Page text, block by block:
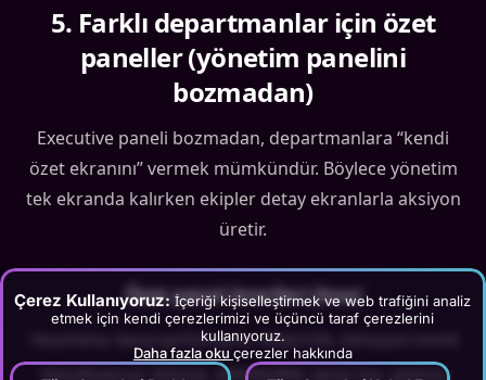
Çerez Kullanıyoruz: İçeriği kişiselleştirmek ve web trafiğini analiz
etmek için kendi çerezlerimizi ve üçüncü taraf çerezlerini
kullanıyoruz.
Daha fazla oku çerezler hakkında
5. Farklı departmanlar için özet
paneller (yönetim panelini
bozmadan)
Executive paneli bozmadan, departmanlara “kendi
özet ekranını” vermek mümkündür. Böylece yönetim
tek ekranda kalırken ekipler detay ekranlarla aksiyon
üretir.
Özet panel önerileri (kısa)
Pazarlama: kanal performansı, ROAS/CPA, dönüşüm trendi
•
Satış/Revenue: doluluk, ADR/RevPAR, kanal mix, iptal/no-